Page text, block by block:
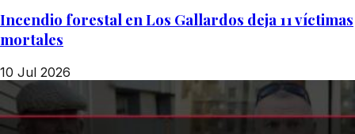
Incendio forestal en Los Gallardos deja 11 víctimas
mortales
10 Jul 2026